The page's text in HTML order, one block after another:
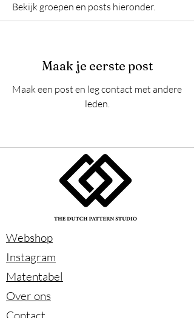
Bekijk groepen en posts hieronder.
Maak je eerste post
Maak een post en leg contact met andere
leden.
Webshop
Instagram
Matentabel
Over ons
Contact